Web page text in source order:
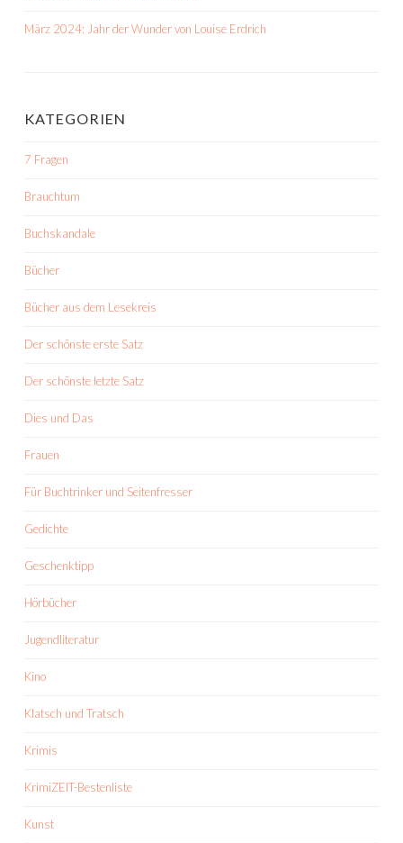
März 2024: Jahr der Wunder von Louise Erdrich
KATEGORIEN
7 Fragen
Brauchtum
Buchskandale
Bücher
Bücher aus dem Lesekreis
Der schönste erste Satz
Der schönste letzte Satz
Dies und Das
Frauen
Für Buchtrinker und Seitenfresser
Gedichte
Geschenktipp
Hörbücher
Jugendliteratur
Kino
Klatsch und Tratsch
Krimis
KrimiZEIT-Bestenliste
Kunst